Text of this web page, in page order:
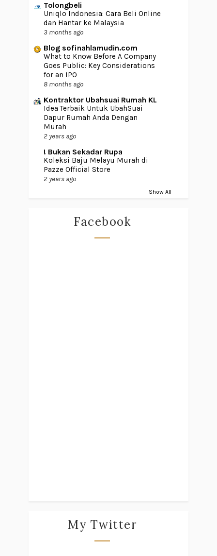
Tolongbeli
Uniqlo Indonesia: Cara Beli Online
dan Hantar ke Malaysia
3 months ago
Blog sofinahlamudin.com
What to Know Before A Company
Goes Public: Key Considerations
for an IPO
8 months ago
Kontraktor Ubahsuai Rumah KL
Idea Terbaik Untuk UbahSuai
Dapur Rumah Anda Dengan
Murah
2 years ago
! Bukan Sekadar Rupa
Koleksi Baju Melayu Murah di
Pazze Official Store
2 years ago
Show All
Facebook
My Twitter